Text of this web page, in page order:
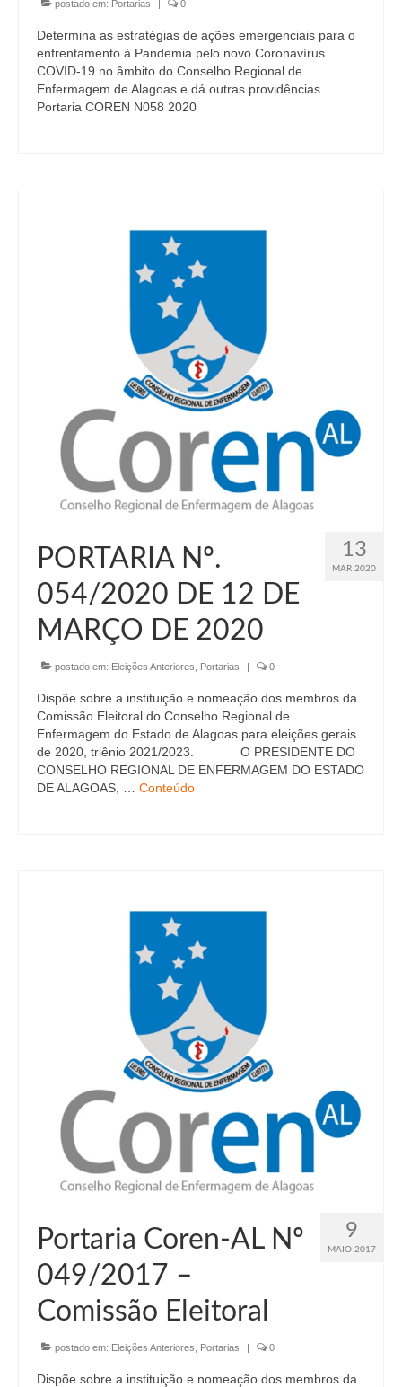
Editais e licitação
Eleições
Fiscalização
Responsabilidade Técnica
Desagravo Público
Processos Éticos
Censura Pública
Suspensão do Exercício Profissional
Para Você
Procedimento para registro
Valores dos serviços
Reserva de auditório
Notícias
Ouvidoria
Contatos
Fale Conosco
NEP
postado em: Portarias | 0
Determina as estratégias de ações emergenciais para o
enfrentamento à Pandemia pelo novo Coronavírus
COVID-19 no âmbito do Conselho Regional de
Enfermagem de Alagoas e dá outras providências.
Portaria COREN N058 2020
13
MAR 2020
PORTARIA Nº.
054/2020 DE 12 DE
MARÇO DE 2020
postado em: Eleições Anteriores Portarias | 0
Dispõe sobre a instituição e nomeação dos membros da
Comissão Eleitoral do Conselho Regional de
Enfermagem do Estado de Alagoas para eleições gerais
de 2020, triênio 2021/2023. O PRESIDENTE DO
CONSELHO REGIONAL DE ENFERMAGEM DO ESTADO
DE ALAGOAS, … Conteúdo
9
MAIO 2017
Portaria Coren-AL Nº
049/2017 –
Comissão Eleitoral
postado em: Eleições Anteriores Portarias | 0
Dispõe sobre a instituição e nomeação dos membros da